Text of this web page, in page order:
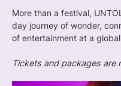
More than a festival,
day journey of wonder,
of entertainment at a
Tickets and packages are